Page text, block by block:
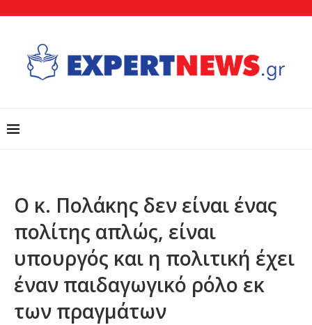
Ο κ. Πολάκης δεν είναι ένας
πολίτης απλώς, είναι
υπουργός και η πολιτική έχει
έναν παιδαγωγικό ρόλο εκ
των πραγμάτων